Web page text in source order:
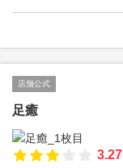
店舗公式
足癒
3.27